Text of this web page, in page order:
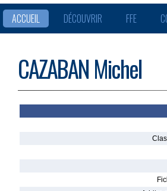
ACCUEIL DÉCOUVRIR FFE
CAZABAN Michel